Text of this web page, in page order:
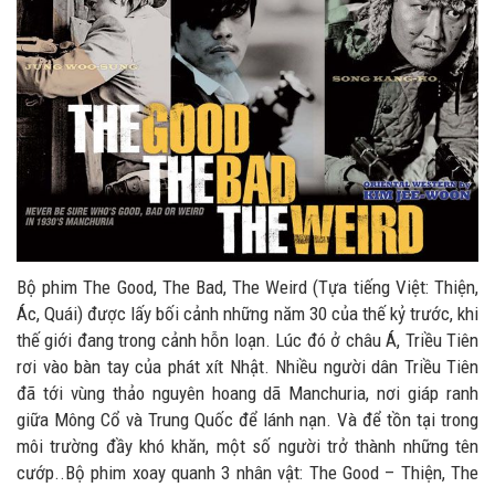
Bộ phim The Good, The Bad, The Weird (Tựa tiếng Việt: Thiện,
Ác, Quái) được lấy bối cảnh những năm 30 của thế kỷ trước, khi
thế giới đang trong cảnh hỗn loạn. Lúc đó ở châu Á, Triều Tiên
rơi vào bàn tay của phát xít Nhật. Nhiều người dân Triều Tiên
đã tới vùng thảo nguyên hoang dã Manchuria, nơi giáp ranh
giữa Mông Cổ và Trung Quốc để lánh nạn. Và để tồn tại trong
môi trường đầy khó khăn, một số người trở thành những tên
cướp..Bộ phim xoay quanh 3 nhân vật: The Good – Thiện, The